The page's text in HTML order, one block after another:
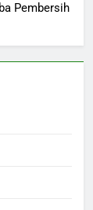
Pembersih